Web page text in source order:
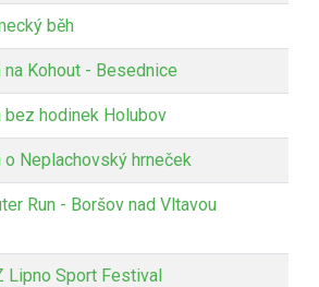
běh
na Kohout - Besednice
bez hodinek Holubov
o Neplachovský hrneček
Run - Boršov nad Vltavou
Lipno Sport Festival